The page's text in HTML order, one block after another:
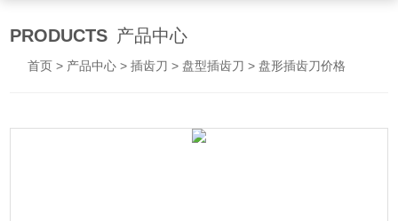
PRODUCTS 产品中心
首页 > 产品中心 >插齿刀 > 盘型插齿刀 > 盘形插齿刀价格